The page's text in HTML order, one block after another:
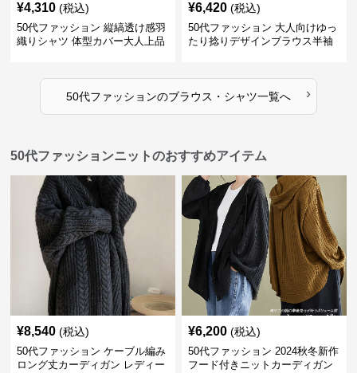
¥4,310 (税込)
50代ファッション 縦縞透け感羽
織りシャツ 体型カバー大人上品
¥6,420 (税込)
50代ファッション 大人向けゆっ
たり捻りデザインブラウス半袖
50代ファッションのブラウス・シャツ一覧へ ›
50代ファッションニットのおすすめアイテム
¥8,540 (税込)
50代ファッション ケーブル編み
ロング丈カーディガン レディー
¥6,200 (税込)
50代ファッション 2024秋冬新作
フード付きニットカーディガン